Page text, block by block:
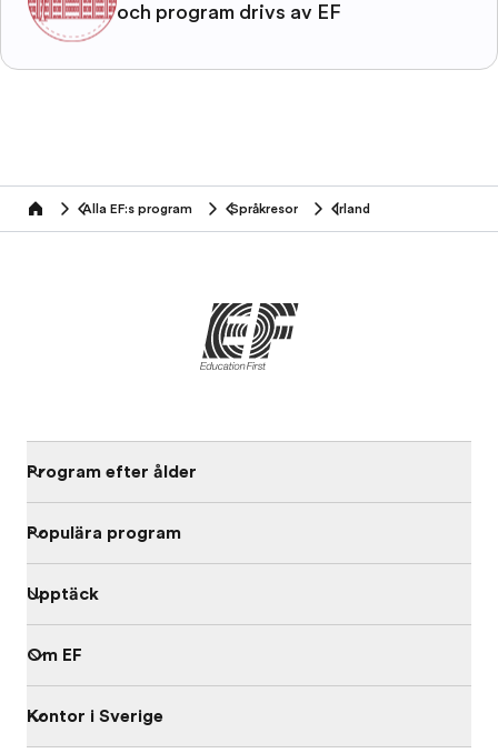
och program drivs av EF
home Alla EF:s program Språkresor Irland
Program efter ålder
Populära program
Upptäck
Om EF
Kontor i Sverige